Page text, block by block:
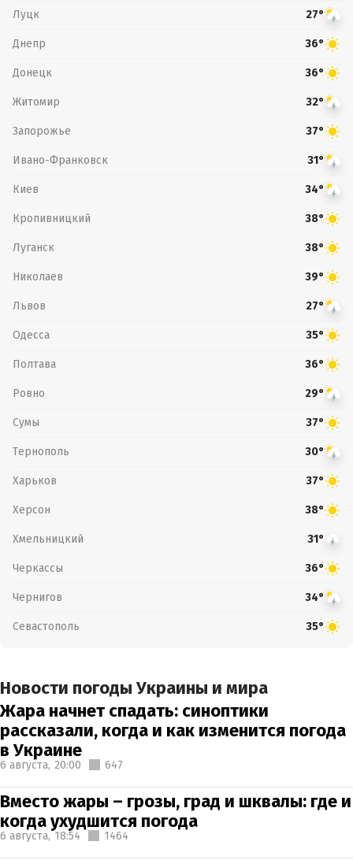
Луцк 27°
Днепр 36°
Донецк 36°
Житомир 32°
Запорожье 37°
Ивано-Франковск 31°
Киев 34°
Кропивницкий 38°
Луганск 38°
Николаев 39°
Львов 27°
Одесса 35°
Полтава 36°
Ровно 29°
Сумы 37°
Тернополь 30°
Харьков 37°
Херсон 38°
Хмельницкий 31°
Черкассы 36°
Чернигов 34°
Севастополь 35°
Новости погоды Украины и мира
Жара начнет спадать: синоптики
рассказали, когда и как изменится погода
в Украине
6 августа, 20:00 647
Вместо жары – грозы, град и шквалы: где и
когда ухудшится погода
6 августа, 18:54 1464